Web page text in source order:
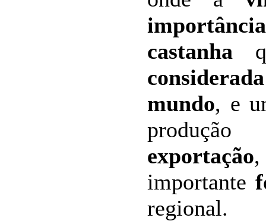
castanha
mundo, e
exportação,
importante
regional.